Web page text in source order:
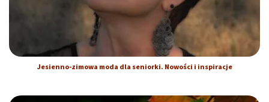
Jesienno-zimowa moda dla seniorki. Nowości i inspiracje